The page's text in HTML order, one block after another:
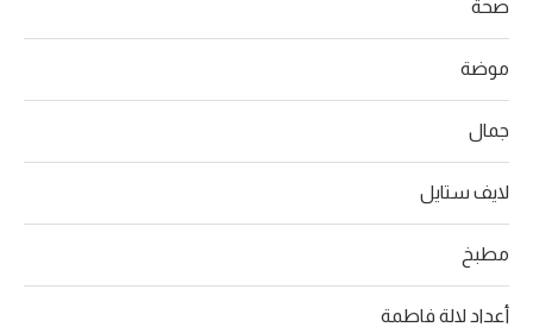
صحة
موضة
جمال
لايف ستايل
مطبخ
أعداد لالة فاطمة